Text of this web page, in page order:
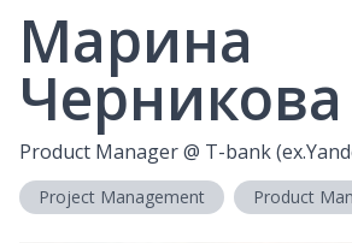
Марина
Черникова
Product Manager@ T-bank
Project Management Product